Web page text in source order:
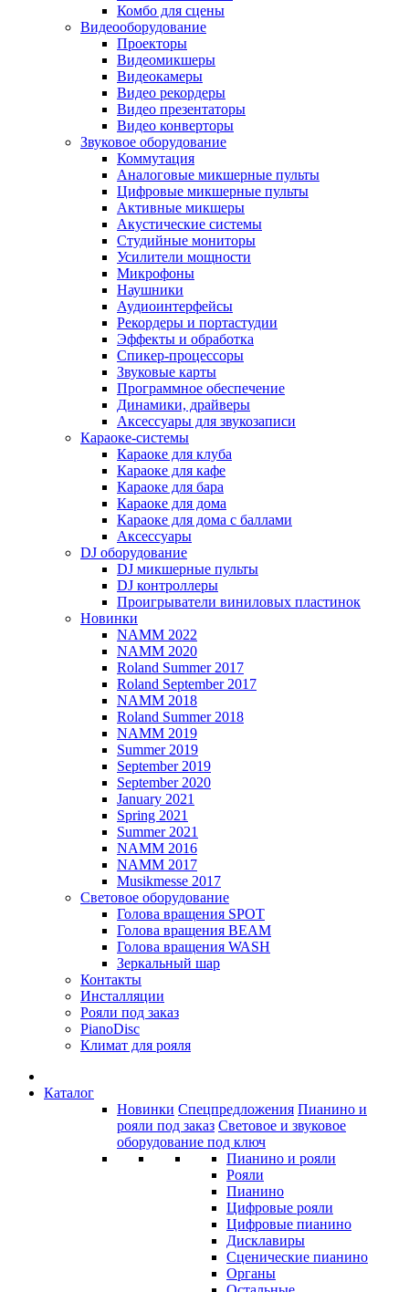
Комбо для сцены
Видеооборудование
Проекторы
Видеомикшеры
Видеокамеры
Видео рекордеры
Видео презентаторы
Видео конверторы
Звуковое оборудование
Коммутация
Аналоговые микшерные пульты
Цифровые микшерные пульты
Активные микшеры
Акустические системы
Студийные мониторы
Усилители мощности
Микрофоны
Наушники
Аудиоинтерфейсы
Рекордеры и портастудии
Эффекты и обработка
Спикер-процессоры
Звуковые карты
Программное обеспечение
Динамики, драйверы
Аксессуары для звукозаписи
Караоке-системы
Караоке для клуба
Караоке для кафе
Караоке для бара
Караоке для дома
Караоке для дома с баллами
Аксессуары
DJ оборудование
DJ микшерные пульты
DJ контроллеры
Проигрыватели виниловых пластинок
Новинки
NAMM 2022
NAMM 2020
Roland Summer 2017
Roland September 2017
NAMM 2018
Roland Summer 2018
NAMM 2019
Summer 2019
September 2019
September 2020
January 2021
Spring 2021
Summer 2021
NAMM 2016
NAMM 2017
Musikmesse 2017
Световое оборудование
Голова вращения SPOT
Голова вращения BEAM
Голова вращения WASH
Зеркальный шар
Контакты
Инсталляции
Рояли под заказ
PianoDisc
Климат для рояля
Каталог
Новинки Спецпредложения Пианино и
рояли под заказ Световое и звуковое
оборудование под ключ
Пианино и рояли
Рояли
Пианино
Цифровые рояли
Цифровые пианино
Дисклавиры
Сценические пианино
Органы